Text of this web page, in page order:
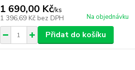
1 690,00 Kč/ks
1 396,69 Kč bez DPH Na objednávku
Přidat do košíku